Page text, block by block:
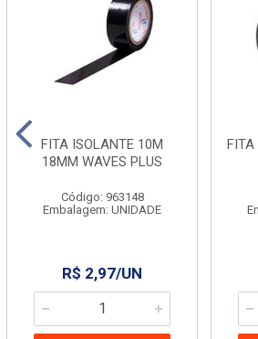
FITA ISOLANTE 10M
18MM WAVES PLUS
Código: 963148
Embalagem: UNIDADE
R$ 2,97/UN
FITA